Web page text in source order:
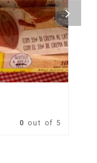
0 out of 5